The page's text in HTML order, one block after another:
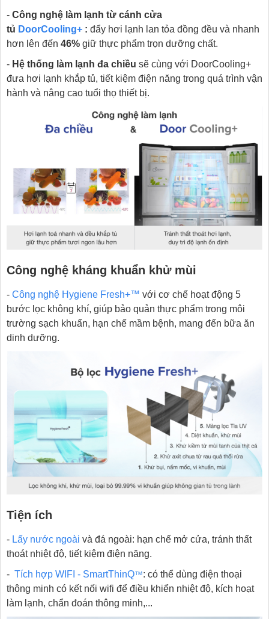
- Công nghệ làm lạnh từ cánh cửa
tủ DoorCooling+ : đẩy hơi lạnh lan tỏa đồng đều và nhanh
hơn lên đến 46% giữ thực phẩm trọn dưỡng chất.
- Hệ thống làm lạnh đa chiều sẽ cùng với DoorCooling+
đưa hơi lạnh khắp tủ, tiết kiệm điện năng trong quá trình vận
hành và nâng cao tuổi thọ thiết bị.
Công nghệ kháng khuẩn khử mùi
- Công nghệ Hygiene Fresh+™ với cơ chế hoạt động 5
bước lọc không khí, giúp bảo quản thực phẩm trong môi
trường sạch khuẩn, hạn chế mầm bệnh, mang đến bữa ăn
dinh dưỡng.
Tiện ích
- Lấy nước ngoài và đá ngoài: hạn chế mở cửa, tránh thất
thoát nhiệt độ, tiết kiệm điện năng.
- Tích hợp WIFI - SmartThinQ™: có thể dùng điện thoại
thông minh có kết nối wifi để điều khiển nhiệt độ, kích hoạt
làm lạnh, chẩn đoán thông minh,...